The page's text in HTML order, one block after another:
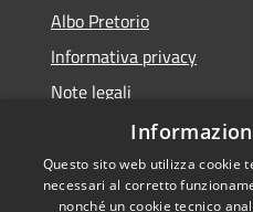
Albo Pretorio
Informativa privacy
Note legali
Dichiarazione di
Questo sito web utilizza cookie
necessari al corretto
nonché un cookie tecnico